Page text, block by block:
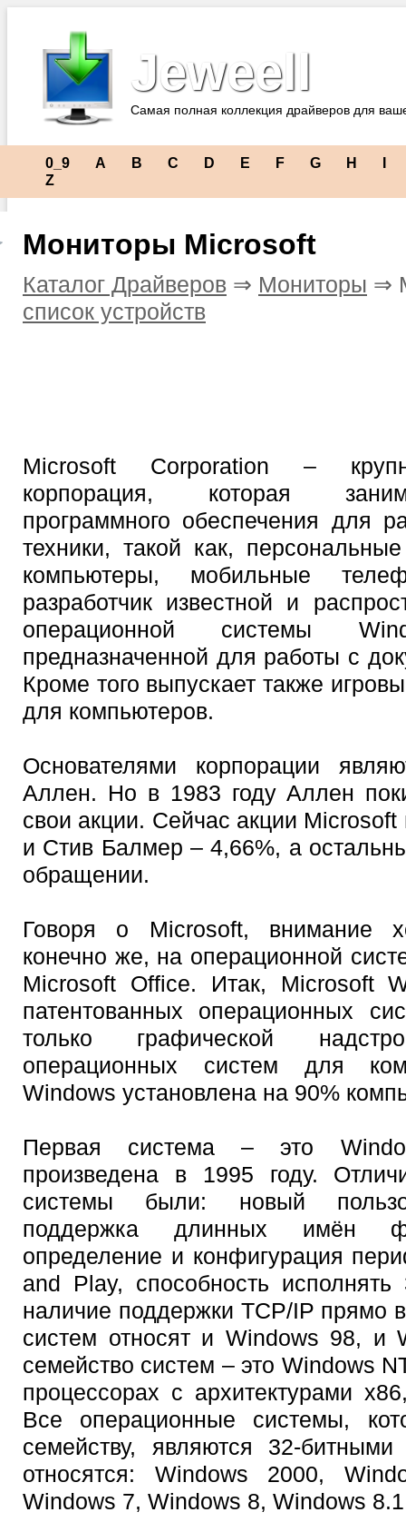
Jeweell
Самая полная коллекция драйверов для
0_9 A B C D E F G H
Z
Мониторы Microsoft
Каталог Драйверов ⇒ Мониторы ⇒
список устройств
Microsoft Corporation –
корпорация, которая
программного обеспечения для
техники, такой как,
компьютеры, мобильные
разработчик известной и
операционной системы
предназначенной для работы с
Кроме того выпускает также
для компьютеров.
Основателями корпорации
Аллен. Но в 1983 году Аллен
свои акции. Сейчас акции
и Стив Балмер – 4,66%, а
обращении.
Говоря о Microsoft, внимание
конечно же, на операционной
Microsoft Office. Итак, Microsoft
патентованных операционных
только графической
операционных систем для
Windows установлена на 90%
Первая система – это
произведена в 1995 году.
системы были: новый
поддержка длинных имён
определение и конфигурация
and Play, способность
наличие поддержки TCP/IP прямо
систем относят и Windows 98,
семейство систем – это Windows
процессорах с архитектурами
Все операционные системы,
семейству, являются 32-
относятся: Windows 2000,
Windows 7, Windows 8, Windows